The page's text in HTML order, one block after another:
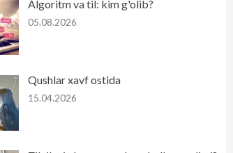
Algoritm va til: kim g'olib?
05.08.2026
Qushlar xavf ostida
15.04.2026